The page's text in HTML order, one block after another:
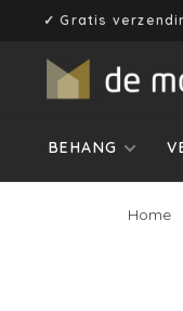
✓ Gratis
BEHANG
Home